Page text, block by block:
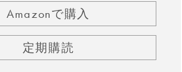
Amazonで購入
定期購読